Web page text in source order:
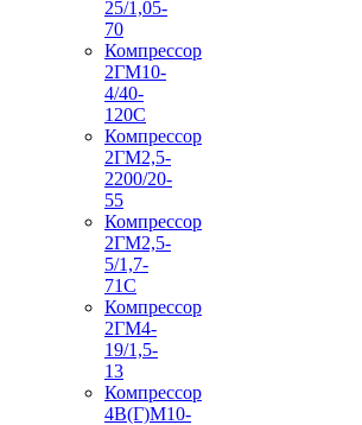
25/1,05-
70
Компрессор
2ГМ10-
4/40-
120С
Компрессор
2ГМ2,5-
2200/20-
55
Компрессор
2ГМ2,5-
5/1,7-
71С
Компрессор
2ГМ4-
19/1,5-
13
Компрессор
4В(Г)М10-